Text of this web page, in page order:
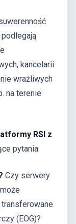
podlegają
kancelarii
wrażliwych
na terenie
RSI z
pytania:
Czy serwery
(EOG)?